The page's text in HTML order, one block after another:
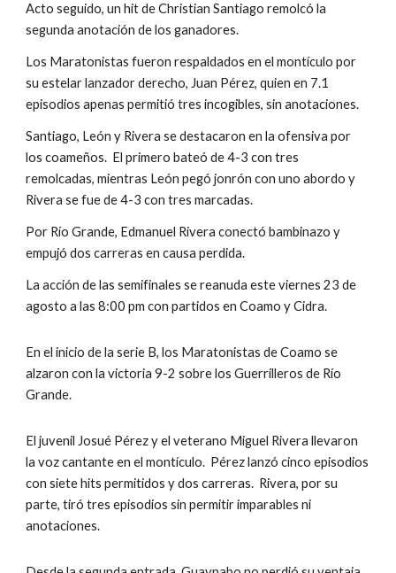
Acto seguido, un hit de Christian Santiago remolcó la
segunda anotación de los ganadores.
Los Maratonistas fueron respaldados en el montículo por
su estelar lanzador derecho, Juan Pérez, quien en 7.1
episodios apenas permitió tres incogibles, sin anotaciones.
Santiago, León y Rivera se destacaron en la ofensiva por
los coameños.  El primero bateó de 4-3 con tres
remolcadas, mientras León pegó jonrón con uno abordo y
Rivera se fue de 4-3 con tres marcadas.
Por Río Grande, Edmanuel Rivera conectó bambinazo y
empujó dos carreras en causa perdida.
La acción de las semifinales se reanuda este viernes 23 de
agosto a las 8:00 pm con partidos en Coamo y Cidra.
En el inicio de la serie B, los Maratonistas de Coamo se
alzaron con la victoria 9-2 sobre los Guerrilleros de Río
Grande.
El juvenil Josué Pérez y el veterano Miguel Rivera llevaron
la voz cantante en el montículo.  Pérez lanzó cinco episodios
con siete hits permitidos y dos carreras.  Rivera, por su
parte, tiró tres episodios sin permitir imparables ni
anotaciones.